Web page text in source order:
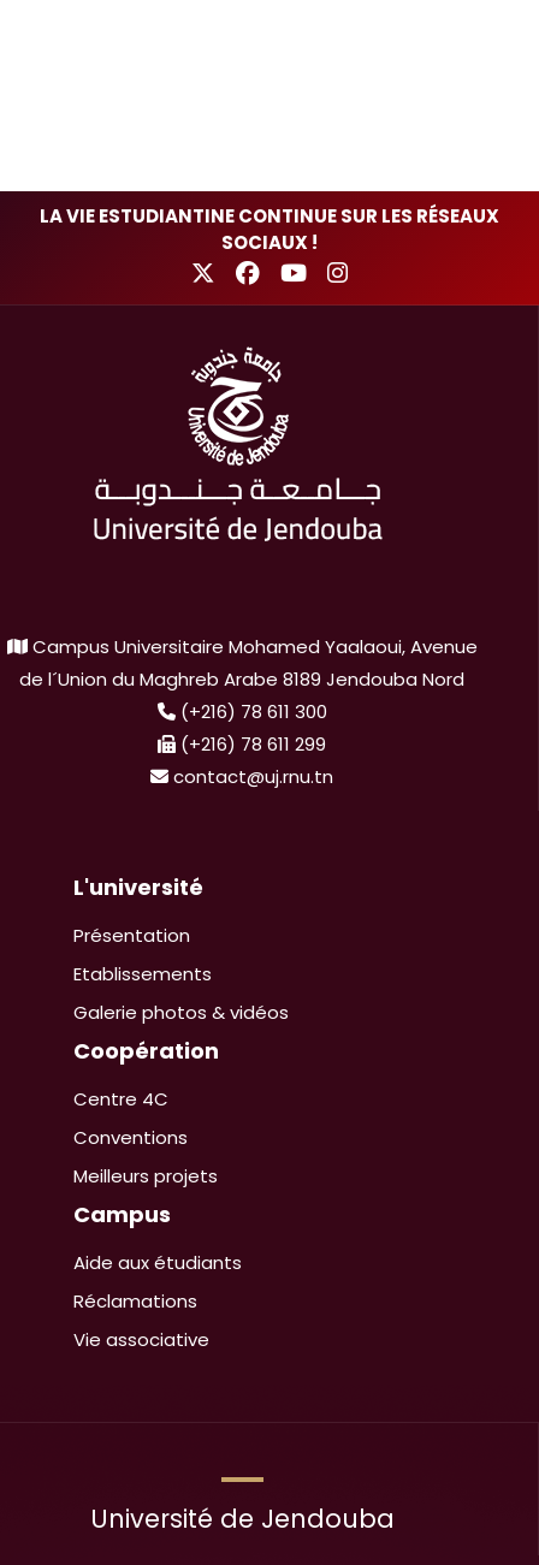
LA VIE ESTUDIANTINE CONTINUE SUR LES RÉSEAUX
SOCIAUX !
Campus Universitaire Mohamed Yaalaoui, Avenue
de l´Union du Maghreb Arabe 8189 Jendouba Nord
(+216) 78 611 300
(+216) 78 611 299
contact@uj.rnu.tn
L'université
Présentation
Etablissements
Galerie photos & vidéos
Coopération
Centre 4C
Conventions
Meilleurs projets
Campus
Aide aux étudiants
Réclamations
Vie associative
Université de Jendouba